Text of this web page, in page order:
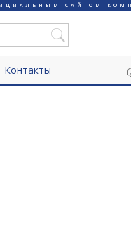
САЙТОМ
Контакты